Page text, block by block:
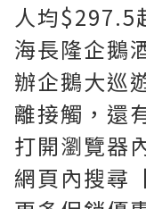
人均$297.5
海長隆企鵝
辦企鵝大巡
離接觸，還
打開瀏覽器
網頁內搜尋